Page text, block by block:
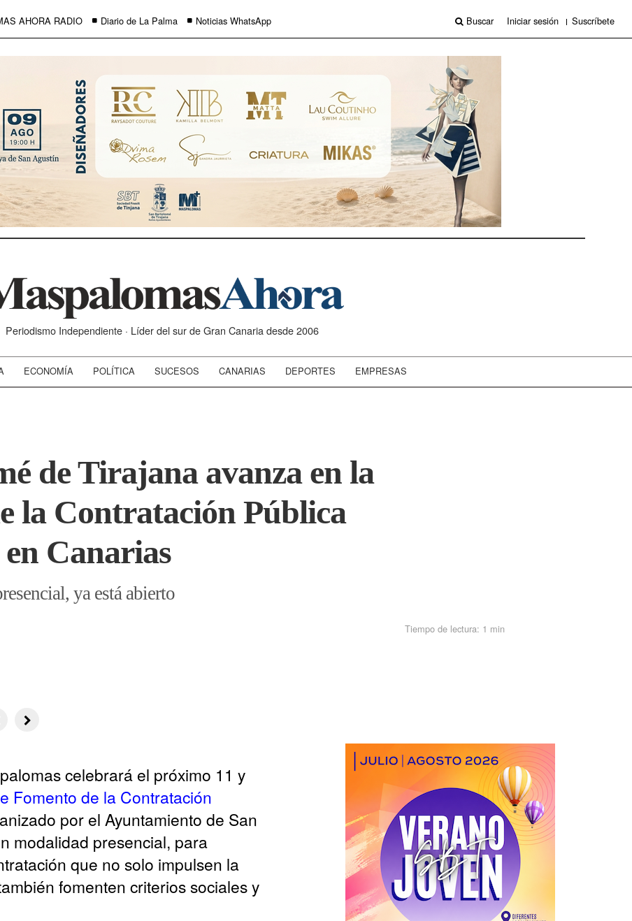
AHORA RADIO Diario de La Palma Noticias WhatsApp Buscar Iniciar sesión Suscríbete
Periodismo Independiente · Líder del sur de Gran Canaria desde 2006
ECONOMÍA POLÍTICA SUCESOS CANARIAS DEPORTES EMPRESAS
de Tirajana avanza en la
la Contratación Pública
Canarias
ya está abierto
Tiempo de lectura: 1 min
celebrará el próximo 11 y
Fomento de la Contratación
por el Ayuntamiento de San
modalidad presencial, para
que no solo impulsen la
fomenten criterios sociales y